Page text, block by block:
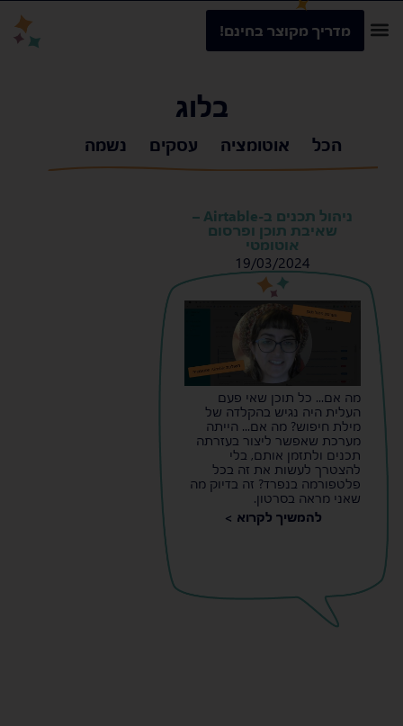
מדריך מקוצר בחינם!
בלוג
הכל אוטומציה עסקים נשמה
ניהול תכנים ב-Airtable –
שאיבת תוכן ופרסום
אוטומטי
19/03/2024
s
מה אם... כל תוכן שאי פעם
העלית היה נגיש בהקלדה של
מילת חיפוש? מה אם... הייתה
מערכת שאפשר ליצור בעזרתה
תכנים ולתזמן אותם, בלי
להצטרך לעשות את זה בכל
פלטפורמה בנפרד? זה בדיוק מה
שאני מראה בסרטון.
להמשיך לקרוא >